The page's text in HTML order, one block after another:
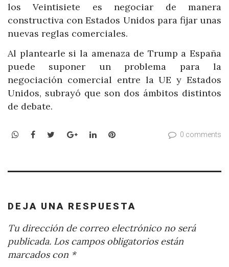
los Veintisiete es negociar de manera
constructiva con Estados Unidos para fijar unas
nuevas reglas comerciales.
Al plantearle si la amenaza de Trump a España
puede suponer un problema para la
negociación comercial entre la UE y Estados
Unidos, subrayó que son dos ámbitos distintos
de debate.
WhatsApp
Facebook
TwitterGoogle+LinkedInPinterest 0 comments
DEJA UNA RESPUESTA
Tu dirección de correo electrónico no será
publicada. Los campos obligatorios están
marcados con *